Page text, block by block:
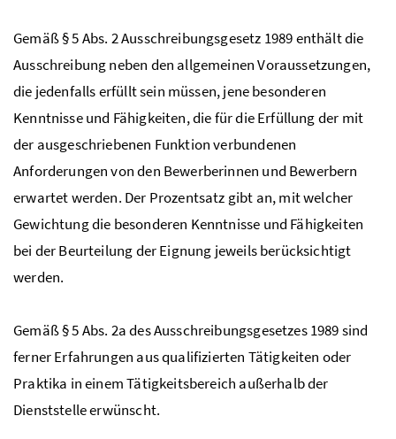
Gemäß § 5Abs. 2 Ausschreibungsgesetz 1989 enthält die
Ausschreibung neben den allgemeinen Voraussetzungen,
die jedenfalls erfüllt sein müssen, jene besonderen
Kenntnisse und Fähigkeiten, die für die Erfüllung der mit
der ausgeschriebenen Funktion verbundenen
Anforderungen von den Bewerberinnen und Bewerbern
erwartet werden. Der Prozentsatz gibt an, mit welcher
Gewichtung die besonderen Kenntnisse und Fähigkeiten
bei der Beurteilung der Eignung jeweils berücksichtigt
werden.
Gemäß § 5Abs. 2a des Ausschreibungsgesetzes 1989 sind
ferner Erfahrungen aus qualifizierten Tätigkeiten oder
Praktika in einem Tätigkeitsbereich außerhalb der
Dienststelle erwünscht.